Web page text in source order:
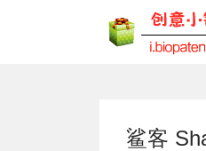
鲨客